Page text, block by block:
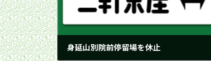
身延山別院前停留場を休止